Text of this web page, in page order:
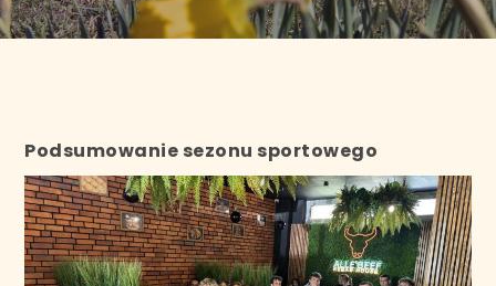
Podsumowanie sezonu sportowego